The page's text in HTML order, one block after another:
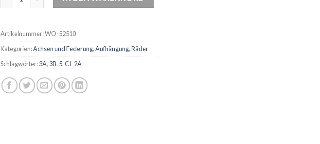
Artikelnummer:WO-52510
Kategorien:Achsen und Federung,Aufhängung,Räder
Schlagwörter:3A, 3B, 5,CJ-2A